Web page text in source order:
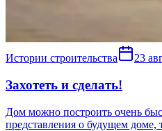
Истории строительства 23
Захотеть и сделать!
Дом можно построить очень
представления о будущем